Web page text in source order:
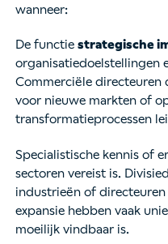
wanneer:
De functiestrategische
organisatiedoelstellingen
Commerciële directeuren
voor nieuwe markten of
transformatieprocessen
Specialistische kennis of
sectoren vereist is.
industrieën of
expansie hebben vaak
moeilijk vindbaar is.